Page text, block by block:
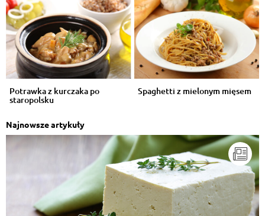
Potrawka z kurczaka po
staropolsku
Spaghetti z mielonym mięsem
Najnowsze artykuły